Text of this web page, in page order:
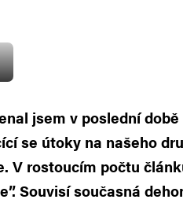
jsem v poslední
se útoky na našeho
V rostoucím počtu
Souvisí současná